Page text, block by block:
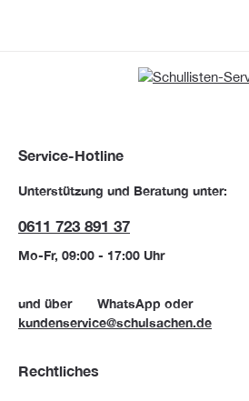
Service-Hotline
Unterstützung und Beratung unter:
0611 723 891 37
Mo-Fr, 09:00 - 17:00 Uhr
und über WhatsApp oder
kundenservice@schulsachen.de
Rechtliches